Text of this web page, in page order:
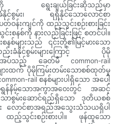
က်ကို ရွေးချယ်ခြင်းဆိုသည်မှာ
ခံနိုင်စွမ်း၊ ရရှိနိုင်သောလောင်စာ
းကျင်ကို ထည့်သွင်းစဉ်းစားခြင်း
စနစ်ကို နားလည်ခြင်းဖြင့် စတင်ပါ။
စ်များသည် ၎င်းတို့၏မြင့်မားသော
သည်းခံနိုင်စွမ်းများကြောင့် ပိုမို
သည့် ခေတ်မီ common-rail
ားထက် ပိုမိုကြမ်းတမ်းသောစစ်ထုတ်မှု
rail စနစ်များပါရှိသော အပေါ့
ရွန်နိမ့်သောအကွာအဝေးတွင် အဆင့်
ောစွမ်းဆောင်ရည်ရှိသော ဒုတိယစစ်
ြီး လောင်စာအရည်အသွေးသံသယရှိပါ
င်းစဉ်းစားပါ။ ဖုန်ထူသော